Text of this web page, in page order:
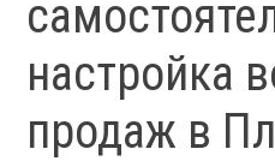
настройка
продаж в